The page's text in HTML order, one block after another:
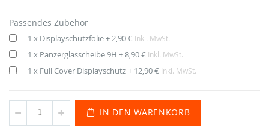
Passendes Zubehör
1 x Displayschutzfolie+ 2,90 € Inkl. MwSt.
1 x Panzerglasscheibe 9H +8,90 € Inkl. MwSt.
1 x Full Cover Displayschutz+ 12,90 € Inkl. MwSt.
IN DEN WARENKORB